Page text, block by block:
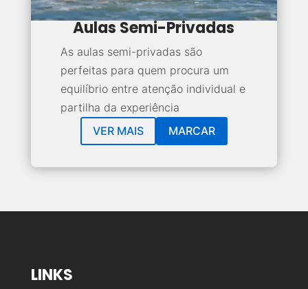
Aulas Semi-Privadas
As aulas semi-privadas são
perfeitas para quem procura um
equilíbrio entre atenção individual e
partilha da experiência
VER MAIS
MARCAR
LINKS